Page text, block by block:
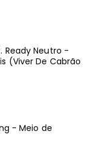
Ready Neutro -
(Viver De Cabrão
- Meio de